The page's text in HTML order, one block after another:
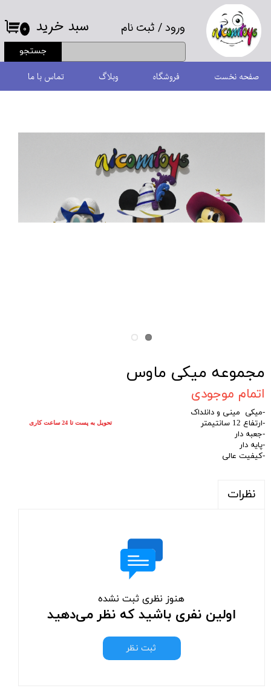
ورود/ ثبت نام
حساب کاربری من
تغییر گذر واژه
سفارشات
جستجو
۰ سبد خرید
صفحه نخست فروشگاه وبلاگ تماس با ما
مجموعه میکی ماوس
اتمام موجودی
-میکی مینی و دانلداک
-ارتفاع 12 سانتیمتر
-جعبه دار
-پایه دار
-کیفیت عالی
نظرات
هنوز نظری ثبت نشده
اولین نفری باشید که نظر می‌دهید
ثبت نظر
تحویل به پست تا 24 ساعت کاری